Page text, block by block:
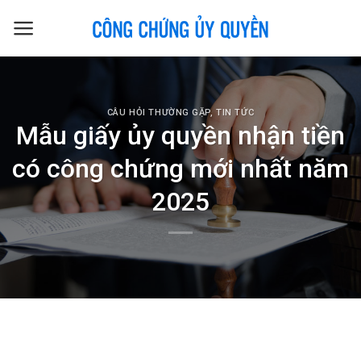
CÂU HỎI THƯỜNG GẶP,TIN TỨC
Mẫu giấy ủy quyền nhận tiền
có công chứng mới nhất năm
2025